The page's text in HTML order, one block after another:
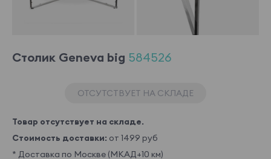
Столик Geneva big 584526
ОТСУТСТВУЕТ НА СКЛАДЕ
Товар отсутствует на складе.
Стоимость доставки: от 1499 руб
* Доставка по Москве (МКАД+10 км)